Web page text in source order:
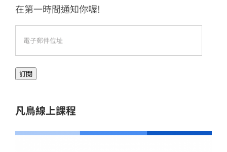
在第一時間通知你喔!
件
址
訂閱
凡鳥線上課程